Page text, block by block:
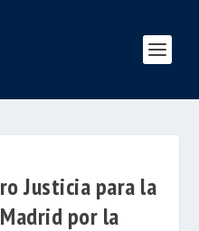
Justicia para la
por la